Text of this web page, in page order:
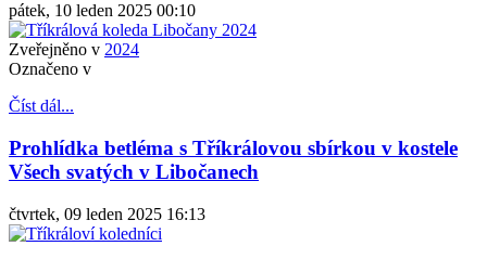
pátek, 10 leden 2025 00:10
Zveřejněno v 2024
Označeno v
Číst dál...
Prohlídka betléma s Tříkrálovou sbírkou v kostele
Všech svatých v Libočanech
čtvrtek, 09 leden 2025 16:13